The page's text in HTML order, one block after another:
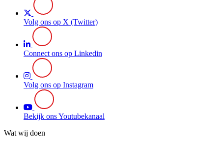
Volg ons op X (Twitter)
Connect ons op Linkedin
Volg ons op Instagram
Bekijk ons Youtubekanaal
Wat wij doen